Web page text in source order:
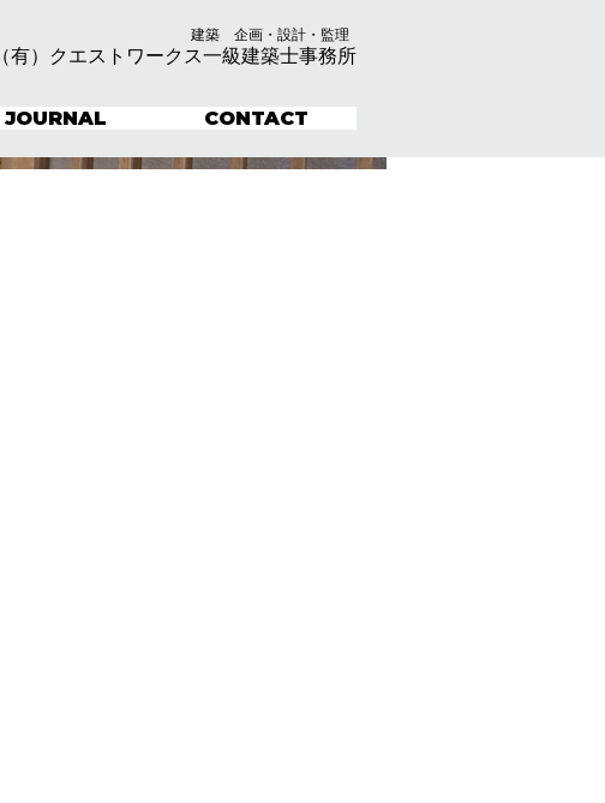
建築 企画・設計・監理
（有）クエストワークス一級建築士事務所
JOURNAL CONTACT